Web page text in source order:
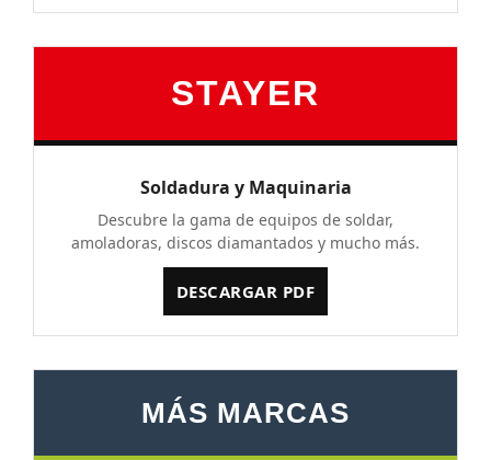
STAYER
Soldadura y Maquinaria
Descubre la gama de equipos de soldar,
amoladoras, discos diamantados y mucho más.
DESCARGAR PDF
MÁS MARCAS